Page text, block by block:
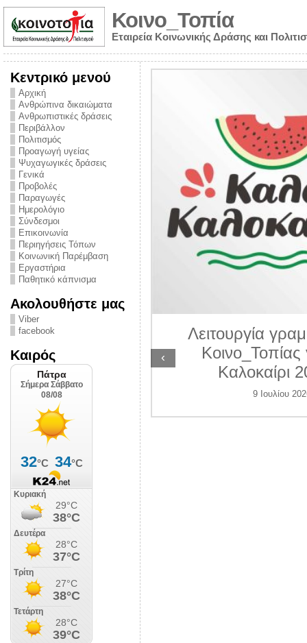
Κοινο_Τοπία
Εταιρεία Κοινωνικής Δράσης και
Κεντρικό μενού
Αρχική
Ανθρώπινα δικαιώματα
Ανθρωπιστικές δράσεις
Περιβάλλον
Πολιτισμός
Προαγωγή υγείας
Ψυχαγωγικές δράσεις
Γενικά
Προβολές
Παραγωγές
Ημερολόγιο
Σύνδεσμοι
Επικοινωνία
Περιηγήσεις Τόπων
Κοινωνική Παρέμβαση
Εργαστήρια
Παθητικό κάπνισμα
Ακολουθήστε μας
Viber
facebook
Καιρός
από την
την ημέρα
και
στο
2026
Λειτουργία
Κοινο_Τοπίας
Καλοκαίρι
9 Ιουλίου
‹